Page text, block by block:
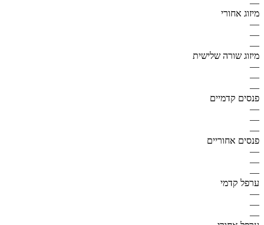
—
מיזוג אחורי
—
—
—
מיזוג שורה שלישית
—
—
—
פנסים קדמיים
—
—
—
פנסים אחוריים
—
—
—
ערפל קדמי
—
—
—